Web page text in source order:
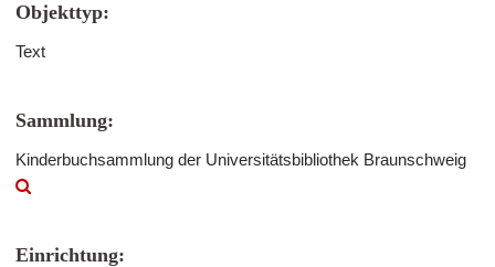
Objekttyp:
Text
Sammlung:
Kinderbuchsammlung der Universitätsbibliothek Braunschweig
Einrichtung: